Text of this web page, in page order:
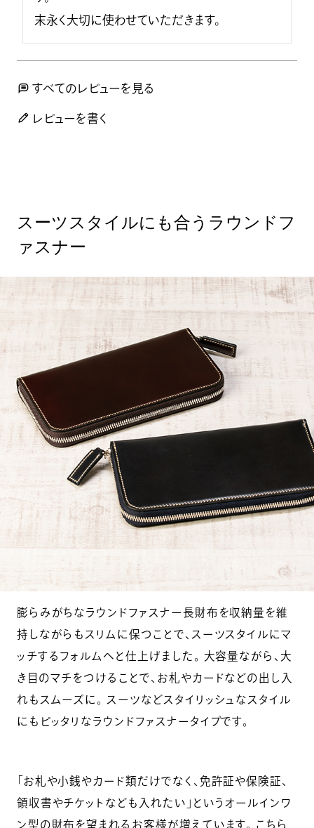
末永く大切に使わせていただきます。
すべてのレビューを見る
レビューを書く
スーツスタイルにも合うラウンドフ
ァスナー
膨らみがちなラウンドファスナー長財布を収納量を維
持しながらもスリムに保つことで、スーツスタイルにマ
ッチするフォルムへと仕上げました。 大容量ながら、大
き目のマチをつけることで、お札やカードなどの出し入
れもスムーズに。 スーツなどスタイリッシュなスタイル
にもピッタリなラウンドファスナータイプです。
「お札や小銭やカード類だけでなく、免許証や保険証、
領収書やチケットなども入れたい」というオールインワ
ン型の財布を望まれるお客様が増えています。 こちら